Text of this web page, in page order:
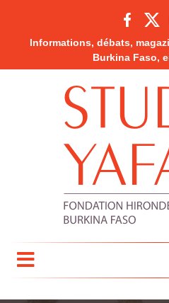
Informations, débats,
Burkina Faso,